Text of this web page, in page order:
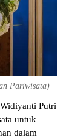
Pariwisata)
Putri
untuk
dalam